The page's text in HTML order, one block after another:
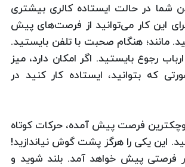
شما در حالت ایستاده کالری بیشتری
این کار می‌توانید از فرصت‌های پیش
مانند؛ هنگام صحبت با تلفن بایستید.
رجوع بایستید. اگر امکان دارد، میز
که بتوانید، ایستاده کار کنید در
فرصت پیش آمده، حرکات کوتاه
این یکی را هرگز پشت گوش نیاندازید!
فرصتی پیش خواهد آمد. بلند شوید و